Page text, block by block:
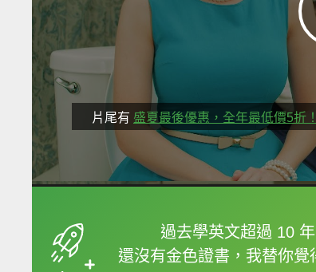
片尾有 盛夏最後優惠，全年最低價5折！
過去學英文超過 10 年
還沒有金色證書，我替你覺
框選或點兩下